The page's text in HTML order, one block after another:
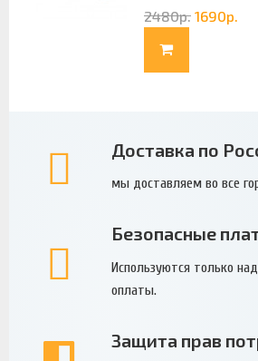
2480р. 1690р.
Доставка по
мы доставляем во все
Безопасные
Используются только
оплаты.
Защита прав